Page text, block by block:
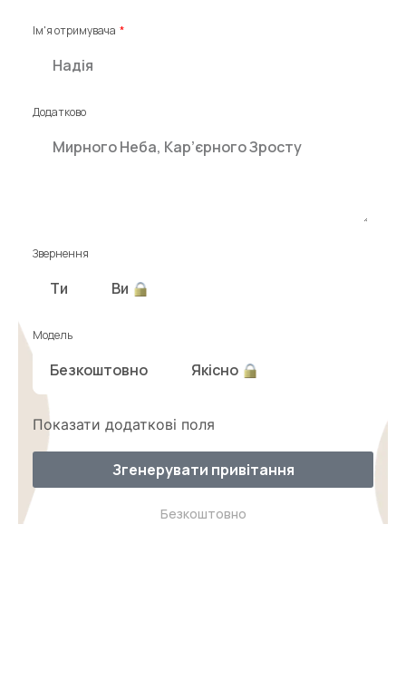
Ім'я отримувача
Додатково
Звернення
Ти Ви
Модель
Безкоштовно Якісно
Показати додаткові поля
Згенерувати привітання
Безкоштовно